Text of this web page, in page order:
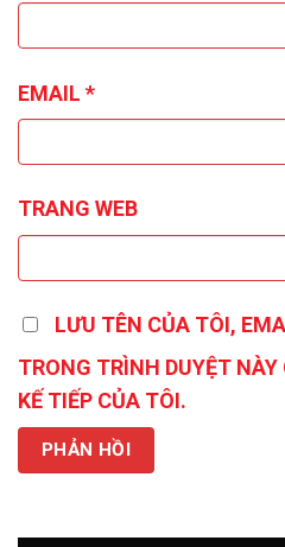
EMAIL *
TRANG WEB
LƯU TÊN CỦA TÔI,
TRONG TRÌNH DUYỆT
KẾ TIẾP CỦA TÔI.